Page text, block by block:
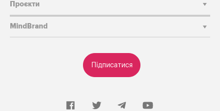
Підписатися
Проєкти
MindBrand